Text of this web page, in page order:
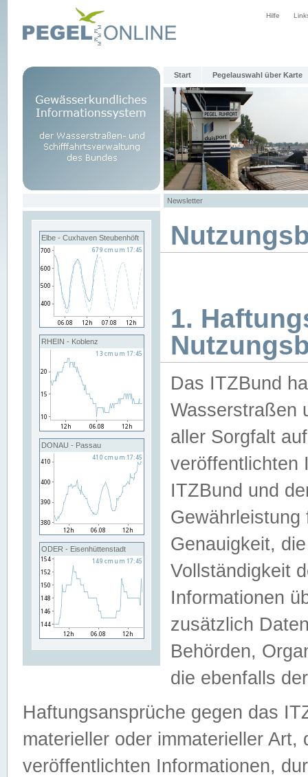
Hilfe
Start Pegelauswahl über Karte
Newsletter
Elbe - Cuxhaven Steubenhöft
RHEIN - Koblenz
DONAU - Passau
ODER - Eisenhüttenstadt
1.
Das ITZBund
Wasserstraßen
aller Sorgfalt
veröffentlichten
ITZBund und
Genauigkeit,
Vollständigkeit
Informationen
zusätzlich
Behörden,
die ebenfalls
Haftungsansprüche gegen das
materieller oder immaterieller
veröffentlichten Informationen,